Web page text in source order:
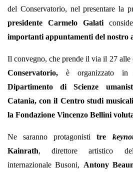
del Conservatorio, nel presentare la
presidente Carmelo Galati
importanti appuntamenti del nostro
Il convegno, che prende il via il 27 alle
Conservatorio, è organizzato
Dipartimento di Scienze
Catania, con il Centro studi
la Fondazione Vincenzo Bellini
Ne saranno protagonistitre
Kainrath, direttore artistico
internazionale Busoni, Antony